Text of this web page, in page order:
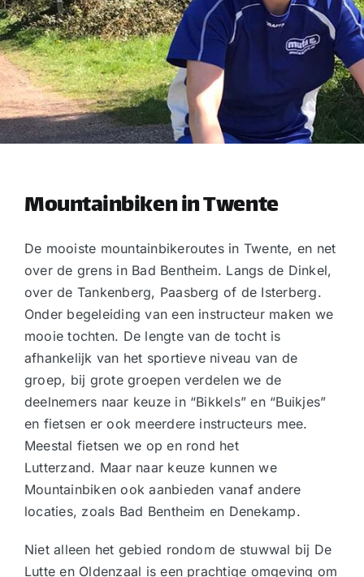
Mountainbiken in Twente
De mooiste mountainbikeroutes in Twente, en net
over de grens in Bad Bentheim. Langs de Dinkel,
over de Tankenberg, Paasberg of de Isterberg.
Onder begeleiding van een instructeur maken we
mooie tochten. De lengte van de tocht is
afhankelijk van het sportieve niveau van de
groep, bij grote groepen verdelen we de
deelnemers naar keuze in “Bikkels” en “Buikjes”
en fietsen er ook meerdere instructeurs mee.
Meestal fietsen we op en rond het
Lutterzand. Maar naar keuze kunnen we
Mountainbiken ook aanbieden vanaf andere
locaties, zoals Bad Bentheim en Denekamp.
Niet alleen het gebied rondom de stuwwal bij De
Lutte en Oldenzaal is een prachtige omgeving om